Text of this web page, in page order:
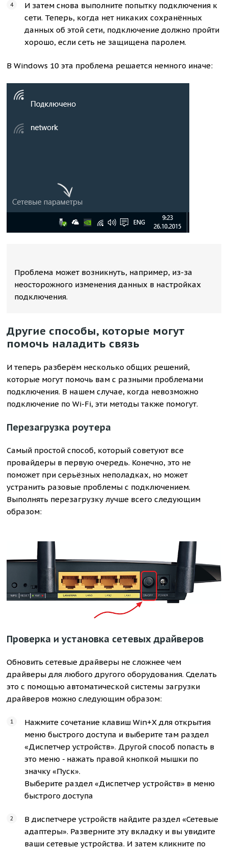
И затем снова выполните попытку подключения к
сети. Теперь, когда нет никаких сохранённых
данных об этой сети, подключение должно пройти
хорошо, если сеть не защищена паролем.
В Windows 10 эта проблема решается немного иначе:
Проблема может возникнуть, например, из-за
неосторожного изменения данных в настройках
подключения.
Другие способы, которые могут
помочь наладить связь
И теперь разберём несколько общих решений,
которые могут помочь вам с разными проблемами
подключения. В нашем случае, когда невозможно
подключение по Wi-Fi, эти методы также помогут.
Перезагрузка роутера
Самый простой способ, который советуют все
провайдеры в первую очередь. Конечно, это не
поможет при серьёзных неполадках, но может
устранить разовые проблемы с подключением.
Выполнять перезагрузку лучше всего следующим
образом:
Проверка и установка сетевых драйверов
Обновить сетевые драйверы не сложнее чем
драйверы для любого другого оборудования. Сделать
это с помощью автоматической системы загрузки
драйверов можно следующим образом:
Нажмите сочетание клавиш Win+X для открытия
меню быстрого доступа и выберите там раздел
«Диспетчер устройств». Другой способ попасть в
это меню - нажать правой кнопкой мышки по
значку «Пуск».
Выберите раздел «Диспетчер устройств» в меню
быстрого доступа
В диспетчере устройств найдите раздел «Сетевые
адаптеры». Разверните эту вкладку и вы увидите
ваши сетевые устройства. И затем кликните по